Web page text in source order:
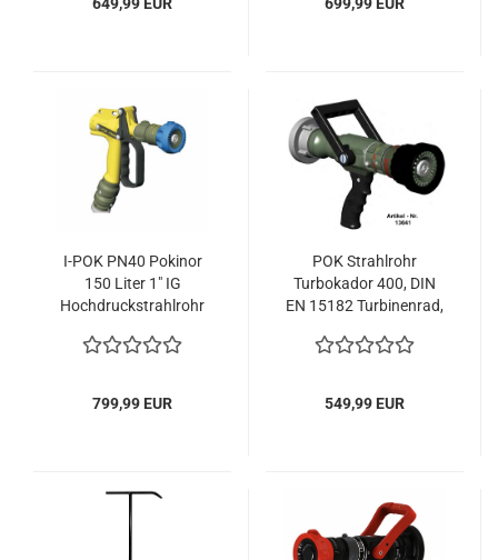
I-POK PN40 Pokinor
150 Liter 1" IG
Hochdruckstrahlrohr
799,99 EUR
POK Strahlrohr
Turbokador 400, DIN
EN 15182 Turbinenrad,
549,99 EUR